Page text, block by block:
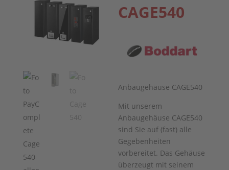
CAGE540
Anbaugehäuse CAGE540
Mit unserem
Anbaugehäuse CAGE540
sind Sie auf (fast) alle
Gegebenheiten
vorbereitet. Das Gehäuse
überzeugt mit seinem